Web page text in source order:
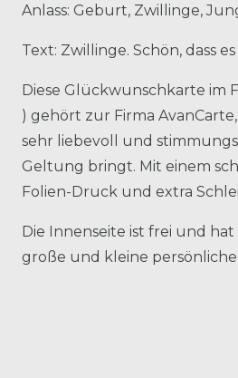
Anlass: Geburt, Zwillinge,
Text: Zwillinge. Schön, dass
Diese Glückwunschkarte im
) gehört zur Firma
sehr liebevoll und
Geltung bringt. Mit einem
Folien-Druck und extra
Die Innenseite ist frei und
große und kleine